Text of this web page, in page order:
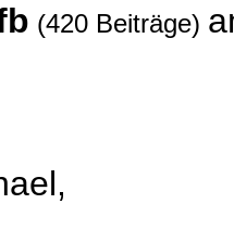
(420 Beiträge)